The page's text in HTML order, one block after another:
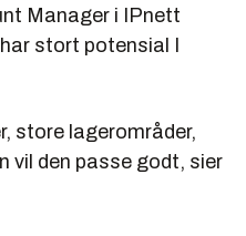
Manager i IPnett
stort potensial I
store lagerområder,
vil den passe godt, sier